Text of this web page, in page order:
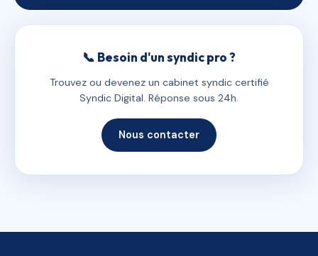
📞 Besoin d'un syndic pro ?
Trouvez ou devenez un cabinet syndic certifié
Syndic Digital. Réponse sous 24h.
Nous contacter